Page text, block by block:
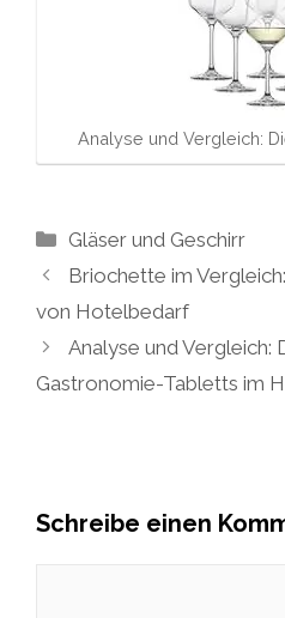
Analyse und Vergleich:
Kategorien
Gläser und Geschirr
Briochette im
von Hotelbedarf
Analyse und Vergleich:
Gastronomie-Tabletts im
Schreibe einen